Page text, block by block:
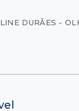
DURÃES -